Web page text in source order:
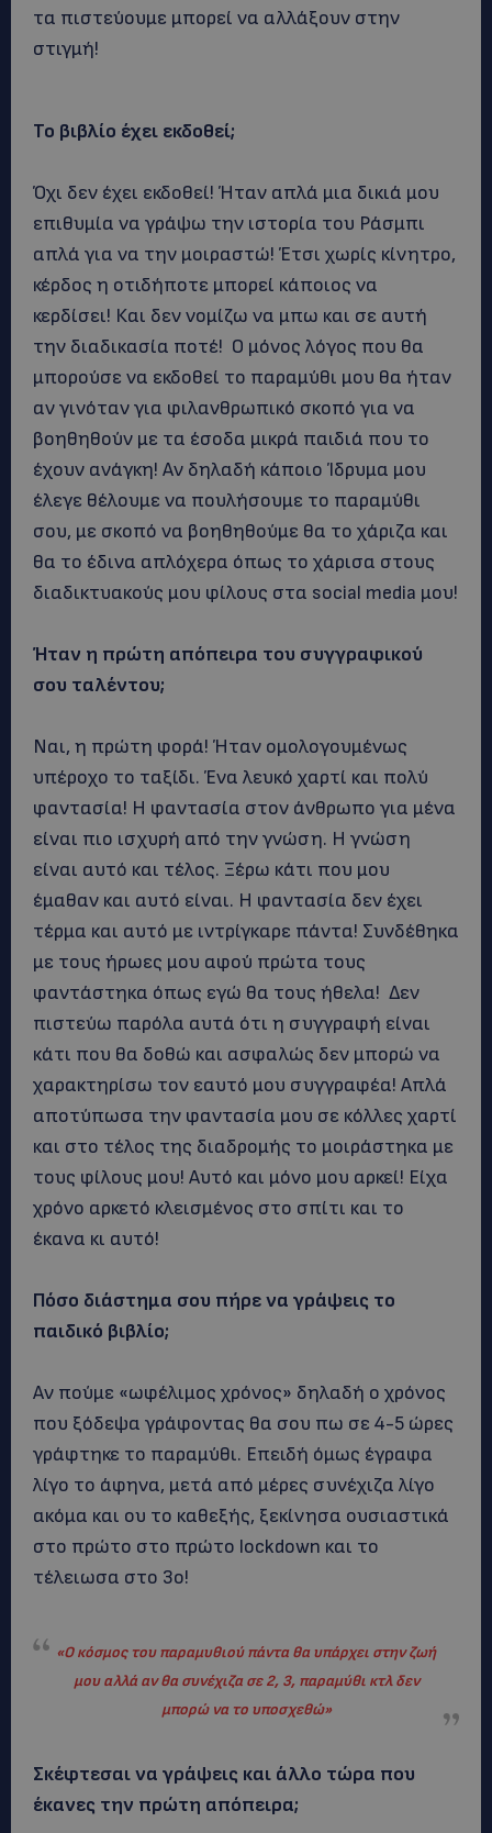
τα πιστεύουμε μπορεί να αλλάξουν στην
στιγμή!
Το βιβλίο έχει εκδοθεί;
Όχι δεν έχει εκδοθεί! Ήταν απλά μια δικιά μου
επιθυμία να γράψω την ιστορία του Ράσμπι
απλά για να την μοιραστώ! Έτσι χωρίς κίνητρο,
κέρδος η οτιδήποτε μπορεί κάποιος να
κερδίσει! Και δεν νομίζω να μπω και σε αυτή
την διαδικασία ποτέ! Ο μόνος λόγος που θα
μπορούσε να εκδοθεί το παραμύθι μου θα ήταν
αν γινόταν για φιλανθρωπικό σκοπό για να
βοηθηθούν με τα έσοδα μικρά παιδιά που το
έχουν ανάγκη! Αν δηλαδή κάποιο Ίδρυμα μου
έλεγε θέλουμε να πουλήσουμε το παραμύθι
σου, με σκοπό να βοηθηθούμε θα το χάριζα και
θα το έδινα απλόχερα όπως το χάρισα στους
διαδικτυακούς μου φίλους στα social media μου!
Ήταν η πρώτη απόπειρα του συγγραφικού
σου ταλέντου;
Ναι, η πρώτη φορά! Ήταν ομολογουμένως
υπέροχο το ταξίδι. Ένα λευκό χαρτί και πολύ
φαντασία! Η φαντασία στον άνθρωπο για μένα
είναι πιο ισχυρή από την γνώση. Η γνώση
είναι αυτό και τέλος. Ξέρω κάτι που μου
έμαθαν και αυτό είναι. Η φαντασία δεν έχει
τέρμα και αυτό με ιντρίγκαρε πάντα! Συνδέθηκα
με τους ήρωες μου αφού πρώτα τους
φαντάστηκα όπως εγώ θα τους ήθελα! Δεν
πιστεύω παρόλα αυτά ότι η συγγραφή είναι
κάτι που θα δοθώ και ασφαλώς δεν μπορώ να
χαρακτηρίσω τον εαυτό μου συγγραφέα! Απλά
αποτύπωσα την φαντασία μου σε κόλλες χαρτί
και στο τέλος της διαδρομής το μοιράστηκα με
τους φίλους μου! Αυτό και μόνο μου αρκεί! Είχα
χρόνο αρκετό κλεισμένος στο σπίτι και το
έκανα κι αυτό!
Πόσο διάστημα σου πήρε να γράψεις το
παιδικό βιβλίο;
Αν πούμε «ωφέλιμος χρόνος» δηλαδή ο χρόνος
που ξόδεψα γράφοντας θα σου πω σε 4-5 ώρες
γράφτηκε το παραμύθι. Επειδή όμως έγραφα
λίγο το άφηνα, μετά από μέρες συνέχιζα λίγο
ακόμα και ου το καθεξής, ξεκίνησα ουσιαστικά
στο πρώτο στο πρώτο lockdown και το
τέλειωσα στο 3ο!
«Ο κόσμος του παραμυθιού πάντα θα υπάρχει στην ζωή
μου αλλά αν θα συνέχιζα σε 2, 3, παραμύθι κτλ δεν
μπορώ να το υποσχεθώ»
Σκέφτεσαι να γράψεις και άλλο τώρα που
έκανες την πρώτη απόπειρα;